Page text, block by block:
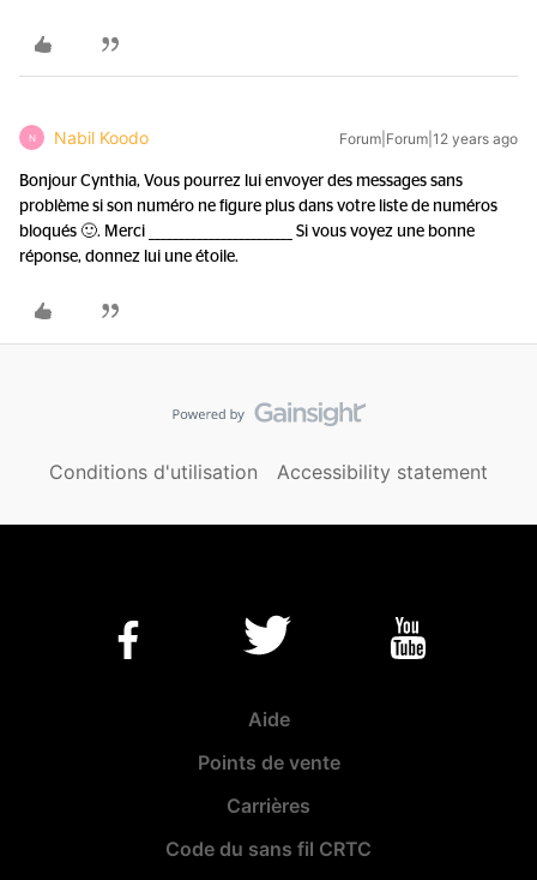
N Nabil Koodo Forum|Forum|12 years ago
Bonjour Cynthia, Vous pourrez lui envoyer des messages sans
problème si son numéro ne figure plus dans votre liste de numéros
bloqués 🙂. Merci ________________________ Si vous voyez une bonne
réponse, donnez lui une étoile.
Conditions d'utilisation Accessibility statement
Aide
Points de vente
Carrières
Code du sans fil CRTC